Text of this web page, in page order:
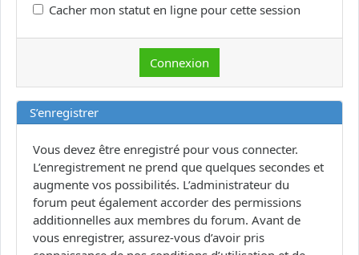
Cacher mon statut en ligne pour cette session
S’enregistrer
Vous devez être enregistré pour vous connecter.
L’enregistrement ne prend que quelques secondes et
augmente vos possibilités. L’administrateur du
forum peut également accorder des permissions
additionnelles aux membres du forum. Avant de
vous enregistrer, assurez-vous d’avoir pris